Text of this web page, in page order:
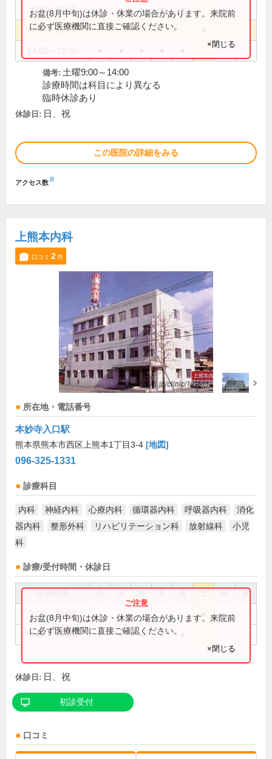
9:00～13:00 ● ● ● ● ●
9:00～14:00
お盆(8月中旬)は休診・休業の場合があります。来院前
に必ず医療機関に直接ご確認ください。
×閉じる
備考: 土曜9:00～14:00
診療時間は科目により異なる
臨時休診あり
休診日: 日、祝
この医院の詳細をみる
アクセス数※
上熊本内科
口コミ 2件
所在地・電話番号
本妙寺入口駅
熊本県熊本市西区上熊本1丁目3-4 [地図]
096-325-1331
診療科目
内科 神経内科 心療内科 循環器内科 呼吸器内科
消化
器内科
整形外科 リハビリテーション科 放射線科
小児
科
診療/受付時間・休診日
祝
9:00～13:00
9:00～18:00 ● ● ● ●
お盆(8月中旬)は休診・休業の場合があります。来院前
に必ず医療機関に直接ご確認ください。
×閉じる
休診日: 日、祝
初診受付
口コミ